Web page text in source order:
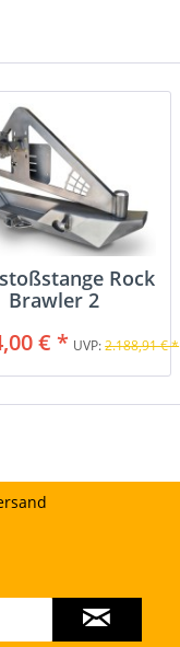
Rock
Brawler 2
€ * UVP:2.188,91 € *